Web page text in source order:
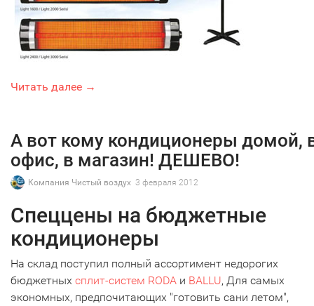
Читать далее →
А вот кому кондиционеры домой,
офис, в магазин! ДЕШЕВО!
Компания Чистый воздух 3 февраля 2012
Спеццены на бюджетные
кондиционеры
На склад поступил полный ассортимент недорогих
бюджетных сплит-систем RODA и BALLU, Для самых
экономных, предпочитающих "готовить сани летом",